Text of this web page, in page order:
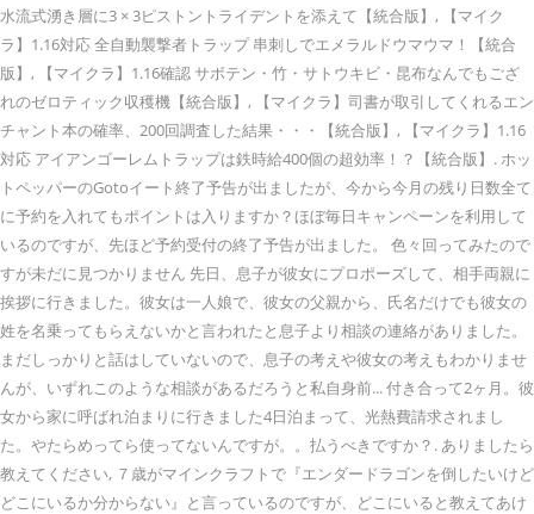
水流式湧き層に3 × 3ピストントライデントを添えて【統合版】, 【マイク
ラ】1.16対応 全自動襲撃者トラップ 串刺しでエメラルドウマウマ！【統合
版】, 【マイクラ】1.16確認 サボテン・竹・サトウキビ・昆布なんでもござ
れのゼロティック収穫機【統合版】, 【マイクラ】司書が取引してくれるエン
チャント本の確率、200回調査した結果・・・【統合版】, 【マイクラ】1.16
対応 アイアンゴーレムトラップは鉄時給400個の超効率！？【統合版】. ホッ
トペッパーのGotoイート終了予告が出ましたが、今から今月の残り日数全て
に予約を入れてもポイントは入りますか？ほぼ毎日キャンペーンを利用して
いるのですが、先ほど予約受付の終了予告が出ました。 色々回ってみたので
すが未だに見つかりません 先日、息子が彼女にプロポーズして、相手両親に
挨拶に行きました。彼女は一人娘で、彼女の父親から、氏名だけでも彼女の
姓を名乗ってもらえないかと言われたと息子より相談の連絡がありました。
まだしっかりと話はしていないので、息子の考えや彼女の考えもわかりませ
んが、いずれこのような相談があるだろうと私自身前... 付き合って2ヶ月。彼
女から家に呼ばれ泊まりに行きました4日泊まって、光熱費請求されまし
た。やたらめってら使ってないんですが。。払うべきですか？. ありましたら
教えてください, ７歳がマインクラフトで『エンダードラゴンを倒したいけど
どこにいるか分からない』と言っているのですが、どこにいると教えてあけ